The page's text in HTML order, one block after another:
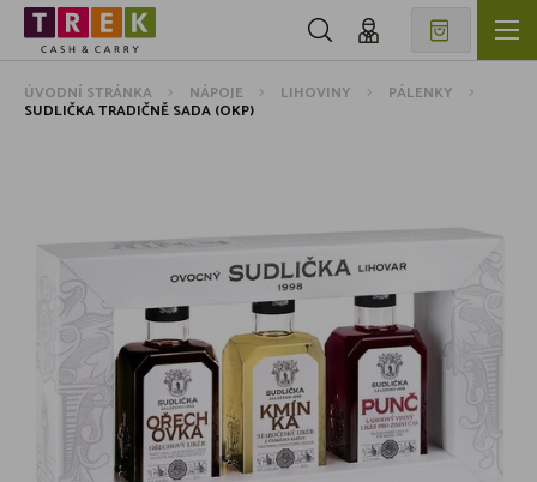
ÚVODNÍ STRÁNKA NÁPOJE LIHOVINY PÁLENKY
SUDLIČKA TRADIČNĚ SADA (OKP)